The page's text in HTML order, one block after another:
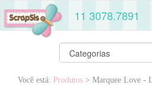
11 3078.7891
Você está: Produtos > Marquee Love -